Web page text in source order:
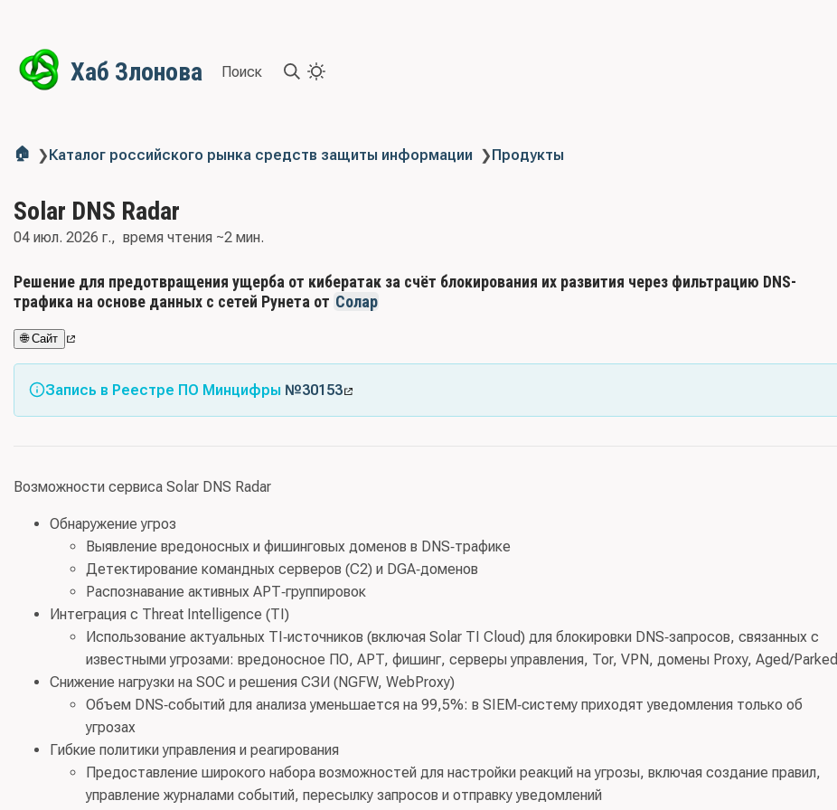
Хаб Злонова Поиск
🏠 ❯Каталог российского рынка средств защиты информации ❯Продукты
Solar DNS Radar
04 июл. 2026 г. время чтения ~2 мин.
Решение для предотвращения ущерба от кибератак за счёт блокирования их развития через фильтрацию DNS-
трафика на основе данных с сетей Рунета от Солар
🌐 Сайт
Запись в Реестре ПО Минцифры №30153
Возможности сервиса Solar DNS Radar
Обнаружение угроз
Выявление вредоносных и фишинговых доменов в DNS‑трафике
Детектирование командных серверов (C2) и DGA‑доменов
Распознавание активных APT‑группировок
Интеграция с Threat Intelligence (TI)
Использование актуальных TI‑источников (включая Solar TI Cloud) для блокировки DNS‑запросов, связанных с
известными угрозами: вредоносное ПО, APT, фишинг, серверы управления, Tor, VPN, домены Proxy, Aged/Parked
Снижение нагрузки на SOC и решения СЗИ (NGFW, WebProxy)
Объем DNS‑событий для анализа уменьшается на 99,5%: в SIEM‑систему приходят уведомления только об
угрозах
Гибкие политики управления и реагирования
Предоставление широкого набора возможностей для настройки реакций на угрозы, включая создание правил,
управление журналами событий, пересылку запросов и отправку уведомлений